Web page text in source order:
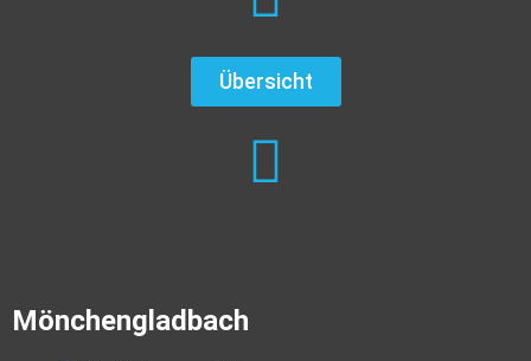
Übersicht
Mönchengladbach